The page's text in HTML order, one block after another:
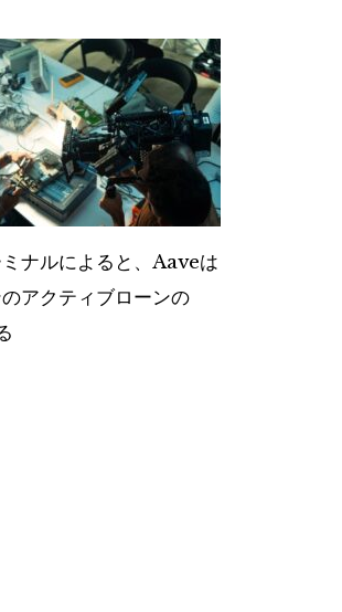
ミナルによると、Aaveは
アクティブローンの